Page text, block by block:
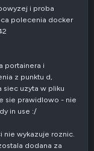
i proba
polecenia docker
portainera i
z punktu d,
siec uzyta w pliku
sie prawidlowo - nie
in use :/
wykazuje roznic.
dodana za